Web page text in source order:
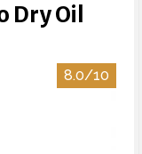
Oil
8.0/10